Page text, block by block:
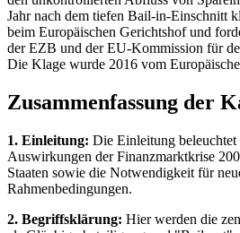
Jahr nach dem tiefen Bail-in-Einschnitt
beim Europäischen Gerichtshof und
der EZB und der EU-Kommission für
Die Klage wurde 2016 vom
Zusammenfassung der
1. Einleitung: Die Einleitung beleuchtet
Auswirkungen der Finanzmarktkrise
Staaten sowie die Notwendigkeit für
Rahmenbedingungen.
2. Begriffsklärung: Hier werden die